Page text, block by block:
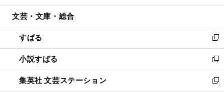
開
ウ
開
く
ン
ウ
で
開
く
ウ
ン
ド
ウ
で
開
く
文芸・文庫・総合
すばる
新
し
い
ウ
ィ
小説すばる
新
し
い
集英社 文芸ステーション
新